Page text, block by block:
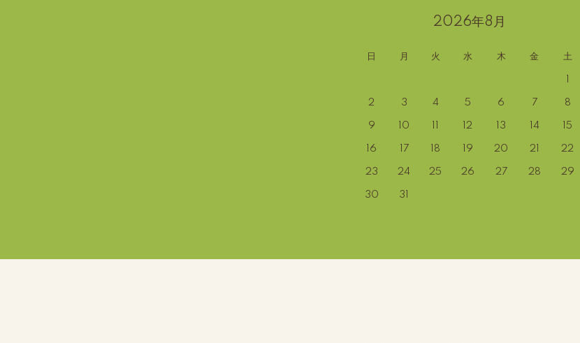
2026年8月
日 月 火 水 木 金 土
2 3 4 5 6 7 8
9 10 12 13 14 15
16 17 18 19 20 21 22
23 24 25 26 27 28 29
30 31